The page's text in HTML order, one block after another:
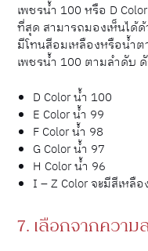
เพชรน้ำ 100 หรือ D
ที่สุด สามารถมองเห็นได้
มีโทนสีอมเหลืองหรือน้ำ
เพชรน้ำ 100 ตามลำดับ
D Color น้ำ 100
E Color น้ำ 99
F Color น้ำ 98
G Color น้ำ 97
H Color น้ำ 96
I – Z Color จะมีสีเหลื
7. เลือกจากควา